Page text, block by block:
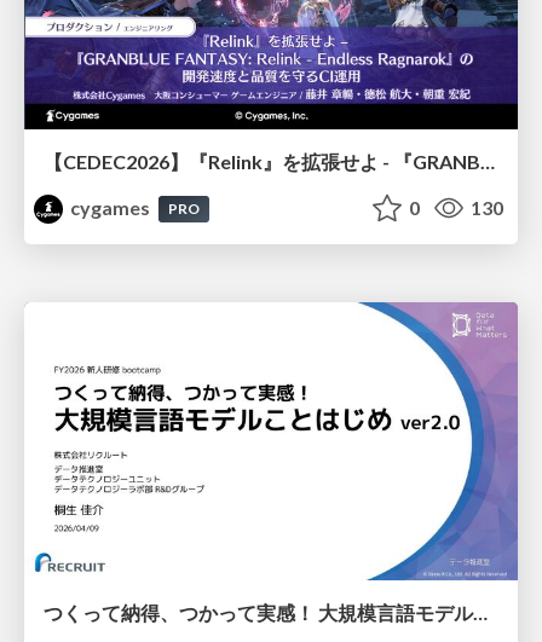
【CEDEC2026】『Relink』を拡張せよ - 『GRANBLUE FANTASY: Relink - Endless Ragnarok』の開発速度と品質を守るCI運用
cygames
PRO 0 130
つくって納得、つかって実感！ 大規模言語モデルことはじめ ver2.0